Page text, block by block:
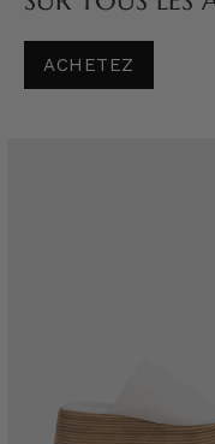
ACHETEZ